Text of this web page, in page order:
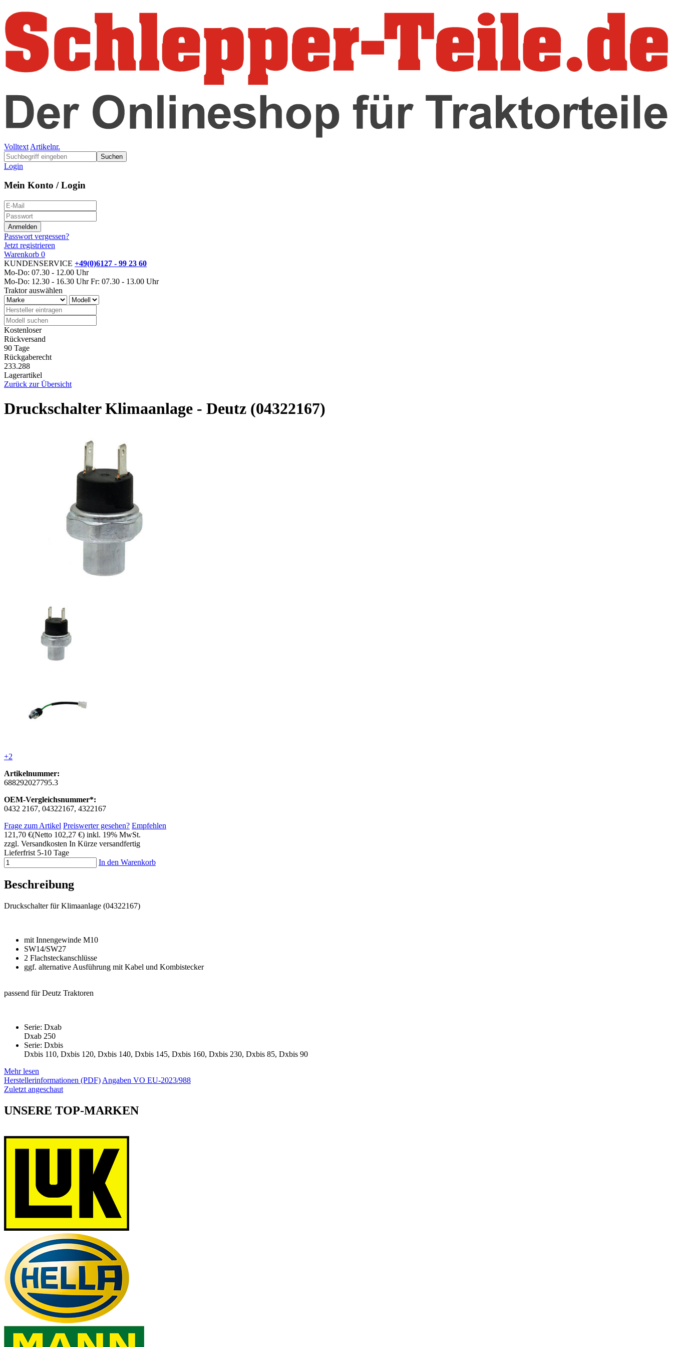
Volltext Artikelnr.
Suchen
Login
Mein Konto / Login
Passwort vergessen?
Jetzt registrieren
Warenkorb 0
KUNDENSERVICE +49(0)6127 - 99 23 60
Mo-Do: 07.30 - 12.00 Uhr
Mo-Do: 12.30 - 16.30 Uhr Fr: 07.30 - 13.00 Uhr
Traktor auswählen
Kostenloser
Rückversand
90 Tage
Rückgaberecht
233.288
Lagerartikel
Zurück zur Übersicht
Druckschalter Klimaanlage - Deutz (04322167)
+2
Artikelnummer:
688292027795.3
OEM-Vergleichsnummer*:
0432 2167, 04322167, 4322167
Frage zum Artikel Preiswerter gesehen? Empfehlen
121,70 €(Netto 102,27 €) inkl. 19% MwSt.
zzgl. Versandkosten In Kürze versandfertig
Lieferfrist 5-10 Tage
In den Warenkorb
Beschreibung
Druckschalter für Klimaanlage (04322167)
mit Innengewinde M10
SW14/SW27
2 Flachsteckanschlüsse
ggf. alternative Ausführung mit Kabel und Kombistecker
passend für Deutz Traktoren
Serie: Dxab
Dxab 250
Serie: Dxbis
Dxbis 110, Dxbis 120, Dxbis 140, Dxbis 145, Dxbis 160, Dxbis 230, Dxbis 85, Dxbis 90
Mehr lesen
Herstellerinformationen (PDF) Angaben VO EU-2023/988
Zuletzt angeschaut
UNSERE TOP-MARKEN